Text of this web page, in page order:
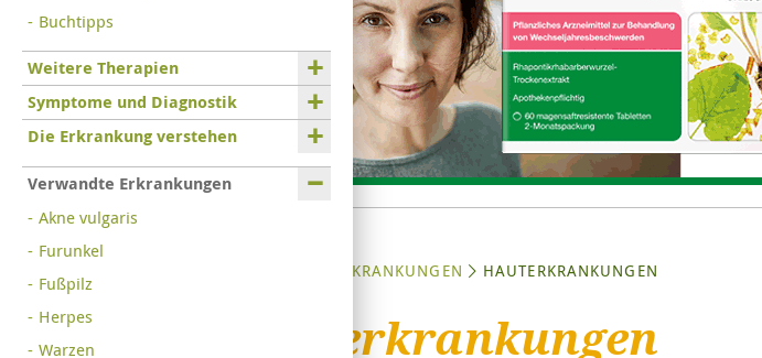
ERKRANKUNGEN HAUTERKRANKUNGEN
Hauterkrankungen
Buchtipps
Weitere Therapien
Symptome und Diagnostik
Die Erkrankung verstehen
Verwandte Erkrankungen
Akne vulgaris
Furunkel
Fußpilz
Herpes
Warzen